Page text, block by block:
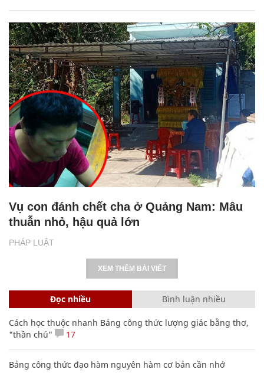
PHÁP LUẬT
Vụ con đánh chết cha ở Quảng Nam: Mâu
thuẫn nhỏ, hậu quả lớn
XEM THÊM BÀI VIẾT
Đọc nhiều Bình luận nhiều
Cách học thuộc nhanh Bảng công thức lượng giác bằng thơ,
"thần chú"
17
Bảng công thức đạo hàm nguyên hàm cơ bản cần nhớ